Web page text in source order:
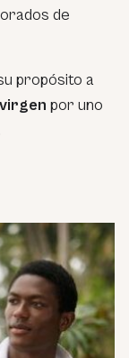
de
propósito a
por uno